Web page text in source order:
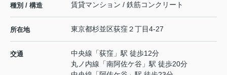
種別 / 構造 賃貸マンション / 鉄筋コンクリート
所在地 東京都杉並区荻窪２丁目4-27
交通 中央線 「荻窪 」駅 徒歩12分
丸ノ内線 「南阿佐ケ谷 」駅 徒歩20分